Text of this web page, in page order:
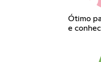
Ótimo
e